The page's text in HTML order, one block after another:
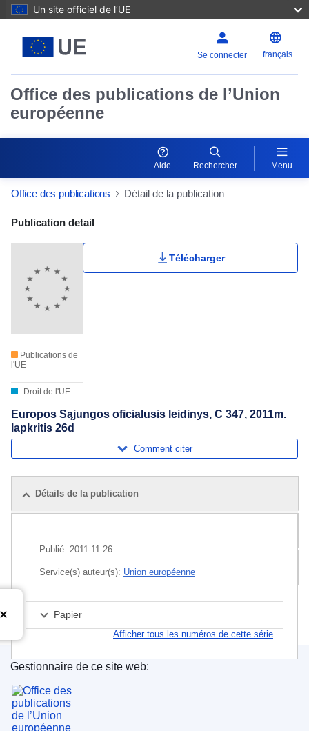
Un site officiel de l’UE
Se connecter français
Office des publications de l’Union
européenne
Aide Rechercher Menu
Office des publications Détail de la publication
Publication Detail Actions Portlet
Publication detail
Publications de
l'UE
Droit de l'UE
Télécharger
Europos Sąjungos oficialusis leidinys, C 347, 2011m.
lapkritis 26d
Comment citer
Détails de la publication
Pack
Publié: 2011-11-26
Service(s) auteur(s): Union européenne
Papier
Afficher tous les numéros de cette série
Office des publications de l’Union européenne
Gestionnaire de ce site web: